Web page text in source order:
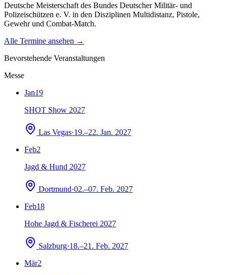
Deutsche Meisterschaft des Bundes Deutscher Militär- und
Polizeischützen e. V. in den Disziplinen Multidistanz, Pistole,
Gewehr und Combat-Match.
Alle Termine ansehen →
Bevorstehende Veranstaltungen
Messe
Jan19
SHOT Show 2027
Las Vegas·19.–22. Jan. 2027
Feb2
Jagd & Hund 2027
Dortmund·02.–07. Feb. 2027
Feb18
Hohe Jagd & Fischerei 2027
Salzburg·18.–21. Feb. 2027
Mär2